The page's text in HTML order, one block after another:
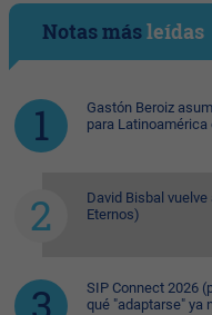
Notas másleídas
Gastón Beroiz
para Latinoamérica
David Bisbal
Eternos)
SIP Connect 2026
qué "adaptarse" ya